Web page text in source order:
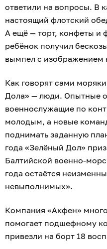
ответили на вопросы. В
настоящий флотский
А ещё — торт, конфеты и
ребёнок получил
вымпел с изображением
Как говорят сами
Дола» — люди. Опытные
военнослужащие по
молодым, а новые
поднимать заданную
года «Зелёный Дол»
Балтийской военно-
года остаётся
невыполнимых».
Компания «Акфен»
помогает подшефному
привезли на борт 18